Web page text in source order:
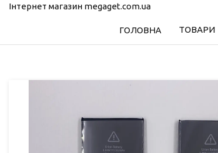
Інтернет магазин megaget.com.ua
ГОЛОВНА ТОВАРИ